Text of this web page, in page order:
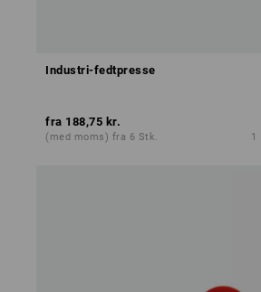
Industri-fedtpresse
fra 188,75 kr.
(med moms) fra 6 Stk. 1